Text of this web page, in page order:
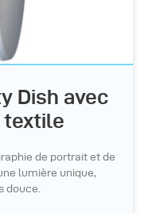
Dish avec
textile
de portrait et de
lumière unique,
douce.